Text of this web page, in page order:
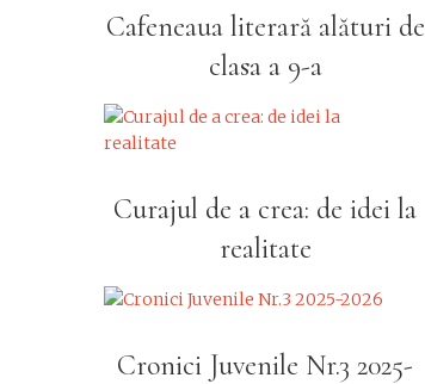
Cafeneaua literară alături de
clasa a 9-a
Curajul de a crea: de idei la
realitate
Cronici Juvenile Nr.3 2025-